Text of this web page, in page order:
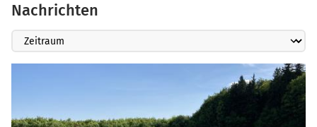
Nachrichten